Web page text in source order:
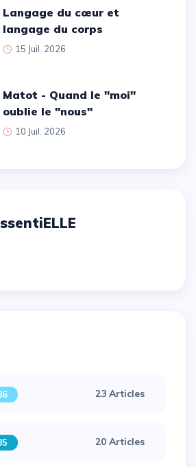
Langage du cœur et
langage du corps
15 Juil. 2026
Matot - Quand le ''moi''
oublie le ''nous''
10 Juil. 2026
23 Articles
20 Articles